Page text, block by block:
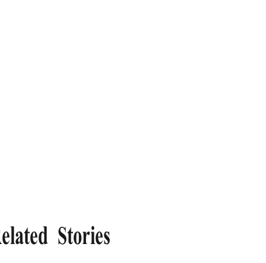
Stories